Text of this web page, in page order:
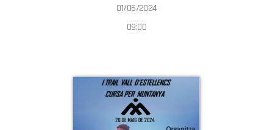
01/06/2024
09:00